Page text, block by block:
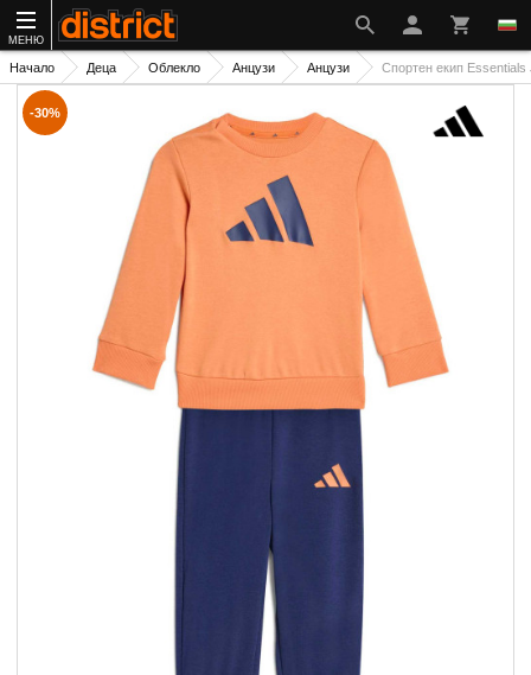
МЕНЮ
Начало Деца Облекло Анцузи Анцузи Спортен екип
-30%